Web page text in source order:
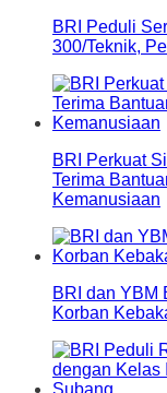
BRI Peduli
300/Teknik,
BRI Perkuat
Terima
Kemanusiaan
BRI dan YBM
Korban